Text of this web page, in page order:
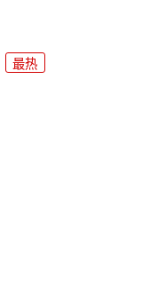
最热